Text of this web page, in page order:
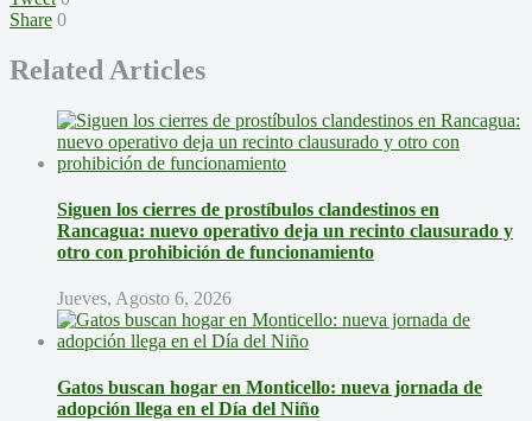
Share 0
Related Articles
Siguen los cierres de prostíbulos clandestinos en
Rancagua: nuevo operativo deja un recinto clausurado y
otro con prohibición de funcionamiento
Jueves, Agosto 6, 2026
Gatos buscan hogar en Monticello: nueva jornada de
adopción llega en el Día del Niño